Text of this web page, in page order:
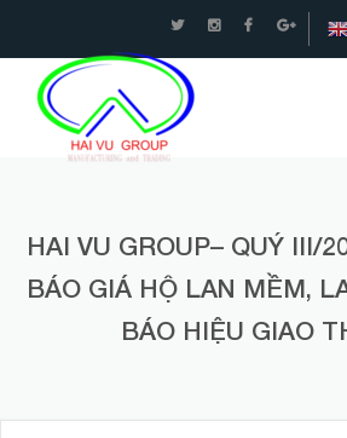
Trang chủ
Giới thiệu
Tin tức
An toàn Giao thông - Kết cấu
Vũ Group
HAI VU GROUP– QUÝ III/
BÁO GIÁ HỘ LAN MỀM,
BÁO HIỆU GIAO